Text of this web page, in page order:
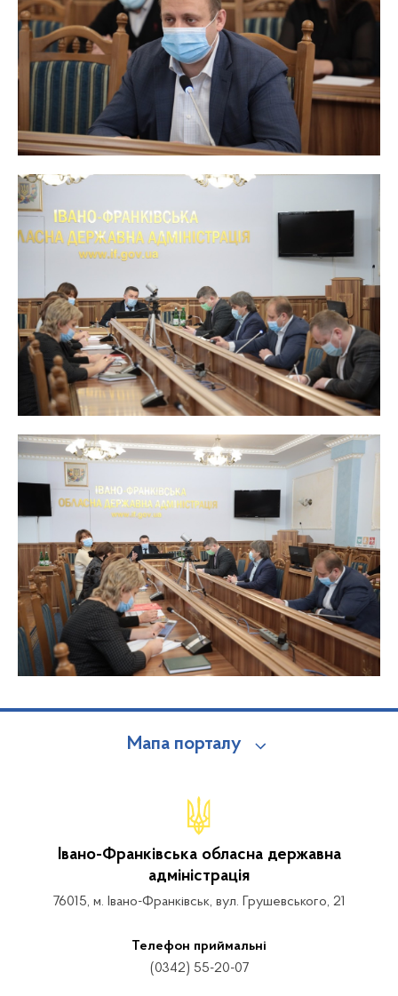
Мапа порталу
Івано-Франківська обласна державна
адміністрація
76015, м. Івано-Франківськ, вул. Грушевського, 21
Телефон приймальні
(0342) 55-20-07